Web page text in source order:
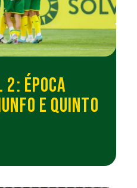
2: ÉPOCA
E QUINTO